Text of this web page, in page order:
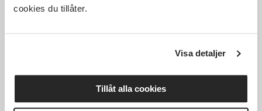
cookies du tillåter.
Visa detaljer
Tillåt alla cookies
Introkurs i permakultur
fre 2026-10-16
10:00
1 Tillfällen
Läs mer och anmäl